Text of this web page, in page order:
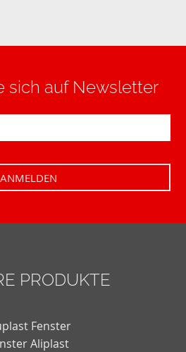
sich auf Newsletter
PRODUKTE
Fenster
Aliplast